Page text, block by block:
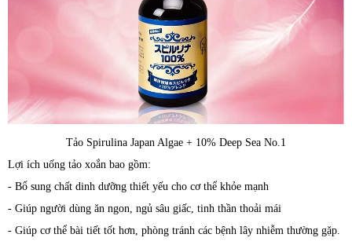
Tảo Spirulina Japan Algae + 10% Deep Sea No.1
Lợi ích uống tảo xoắn bao gồm:
- Bổ sung chất dinh dưỡng thiết yếu cho cơ thể khỏe mạnh
- Giúp người dùng ăn ngon, ngủ sâu giấc, tinh thần thoải mái
- Giúp cơ thể bài tiết tốt hơn, phòng tránh các bệnh lây nhiễm thường gặp.